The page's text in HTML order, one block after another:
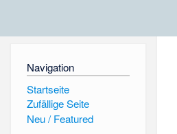
Navigation
Startseite
Zufällige Seite
Neu / Featured